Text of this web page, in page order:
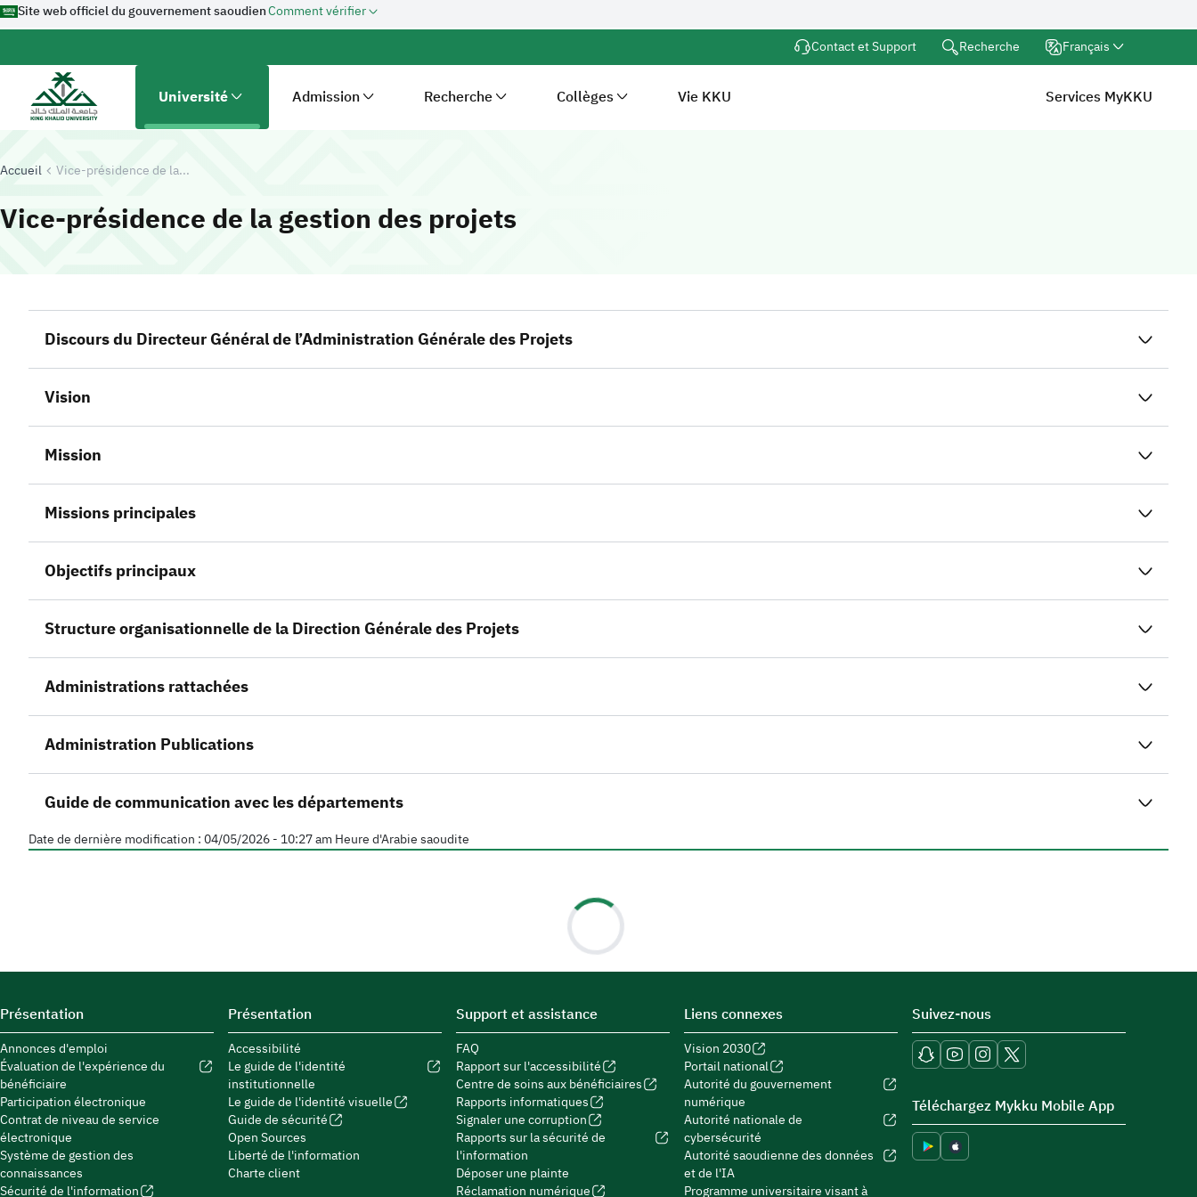
Site web officiel du gouvernement saoudienComment vérifier
Contact et Support
Recherche Français
Université Admission Recherche Collèges Vie KKU Services MyKKU
Accueil Vice-présidence de la...
Vice-présidence de la gestion des projets-
Discours du Directeur Général de l’Administration Générale des Projets
Vision
Mission
Missions principales
Objectifs principaux
Structure organisationnelle de la Direction Générale des Projets
Administrations rattachées
Administration Publications
Guide de communication avec les départements
Date de dernière modification :04/05/2026 - 10:27 amHeure d'Arabie saoudite
Présentation
Annonces d'emploi
Évaluation de l'expérience du
bénéficiaire
Participation électronique
Contrat de niveau de service
électronique
Système de gestion des
connaissances
Sécurité de l'information
Présentation
Accessibilité
Le guide de l'identité
institutionnelle
Le guide de l'identité visuelle
Guide de sécurité
Open Sources
Liberté de l'information
Charte client
Support et assistance
FAQ
Rapport sur l'accessibilité
Centre de soins aux bénéficiaires
Rapports informatiques
Signaler une corruption
Rapports sur la sécurité de
l'information
Déposer une plainte
Réclamation numérique
Liens connexes
Vision 2030
Portail national
Autorité du gouvernement
numérique
Autorité nationale de
cybersécurité
Autorité saoudienne des données
et de l'IA
Programme universitaire visant à
Suivez-nous
Téléchargez Mykku Mobile App